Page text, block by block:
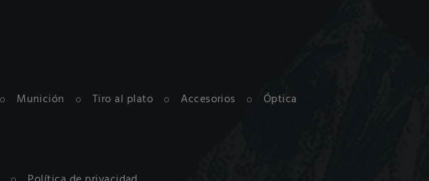
Munición Tiro al plato Accesorios Óptica